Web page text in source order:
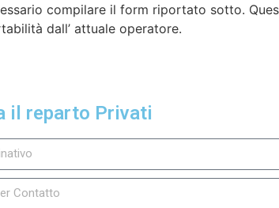
compilare il form riportato sotto.
dall’ attuale operatore.
il reparto Privati